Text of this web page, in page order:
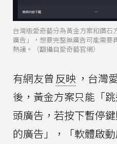
台灣版愛奇藝分為黃金方案和鑽
廣告」，想要完整無廣告可能需要
熱議。（翻攝自愛奇藝官網）
有網友曾 反映 ，台灣
後，黃金方案只能「
頭廣告，若按下暫停
的廣告」，「軟體啟